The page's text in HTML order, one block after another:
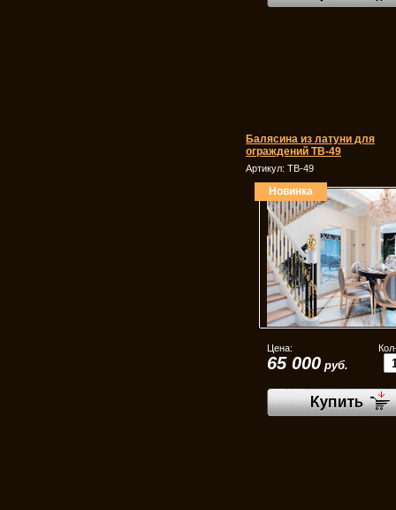
Балясина из латуни для
ограждений ТВ-49
Артикул: ТВ-49
Новинка
Цена:
65 000 руб.